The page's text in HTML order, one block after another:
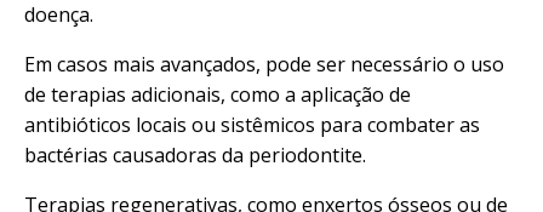
doença.
Em casos mais avançados, pode ser necessário o uso
de terapias adicionais, como a aplicação de
antibióticos locais ou sistêmicos para combater as
bactérias causadoras da periodontite.
Terapias regenerativas, como enxertos ósseos ou de